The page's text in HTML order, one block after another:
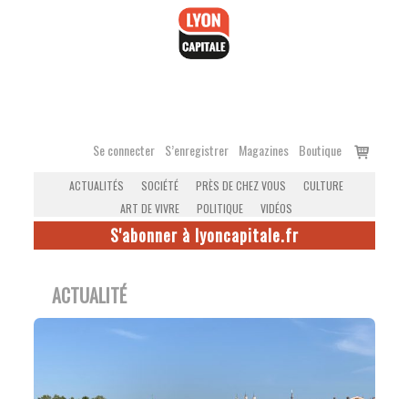
Se connecter S’enregistrer Magazines Boutique
Voir
ACTUALITÉS SOCIÉTÉ PRÈS DE CHEZ VOUS
CULTURE
ART DE VIVRE
POLITIQUE VIDÉOS
S'abonner à lyoncapitale.fr
ACTUALITÉ